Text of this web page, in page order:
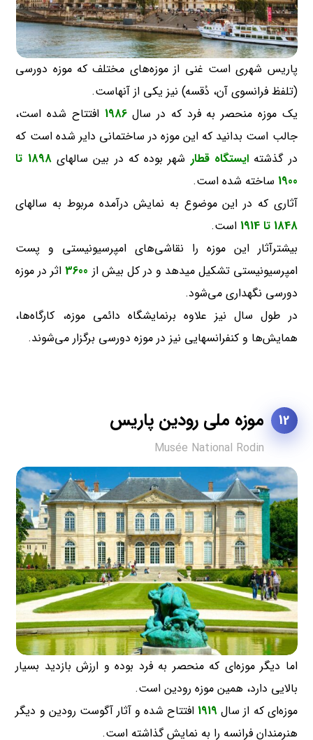
پاریس شهری است غنی از موزه‌های مختلف که موزه دورسی
(تلفظ فرانسوی آن، دُقسه) نیز یکی از آنهاست.
یک موزه منحصر به فرد که در سال1986 افتتاح شده است،
جالب است بدانید که این موزه در ساختمانی دایر شده است که
در گذشته ایستگاه قطار شهر بوده که در بین سالهای
1898 تا
1900 ساخته شده است.
آثاری که در این موضوع به نمایش درآمده مربوط به سالهای
1848 تا 1914
است.
بیشترآثار این موزه را نقاشی‌های امپرسیونیستی و پست
امپرسیونیستی تشکیل میدهد و در کل بیش از 3600 اثر در موزه
دورسی نگهداری می‌شود.
در طول سال نیز علاوه برنمایشگاه دائمی موزه، کارگاه‌ها،
همایش‌ها و کنفرانسهایی نیز در موزه دورسی برگزار می‌شوند.
12 موزه ملی رودین پاریس
Musée National Rodin
اما دیگر موزه‌ای که منحصر به فرد بوده و ارزش بازدید بسیار
بالایی دارد، همین موزه رودین است.
موزه‌ای که از سال 1919 افتتاح شده و آثار آگوست رودین و دیگر
هنرمندان فرانسه را به نمایش گذاشته است.